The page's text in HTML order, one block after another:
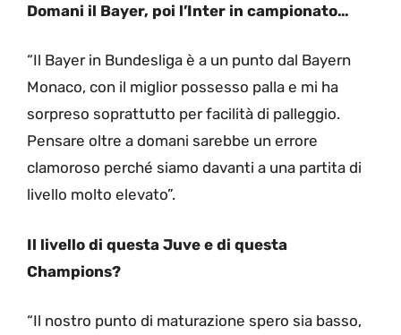
Domani il Bayer, poi l’Inter in campionato…
“Il Bayer in Bundesliga è a un punto dal Bayern
Monaco, con il miglior possesso palla e mi ha
sorpreso soprattutto per facilità di palleggio.
Pensare oltre a domani sarebbe un errore
clamoroso perché siamo davanti a una partita di
livello molto elevato”.
Il livello di questa Juve e di questa
Champions?
“Il nostro punto di maturazione spero sia basso,